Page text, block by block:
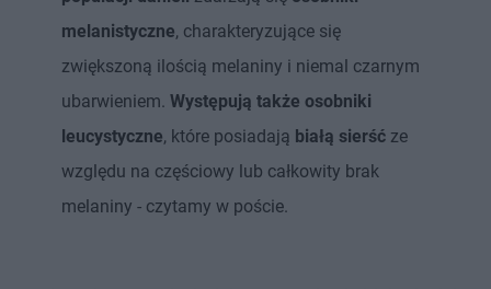
melanistyczne, charakteryzujące się
zwiększoną ilością melaniny i niemal czarnym
ubarwieniem. Występują także osobniki
leucystyczne, które posiadają białą sierść ze
względu na częściowy lub całkowity brak
melaniny - czytamy w poście.